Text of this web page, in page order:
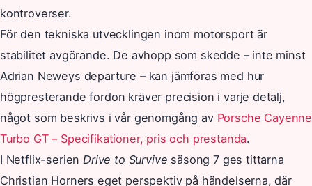
kontroverser.
För den tekniska utvecklingen inom motorsport är
stabilitet avgörande. De avhopp som skedde – inte minst
Adrian Neweys departure – kan jämföras med hur
högpresterande fordon kräver precision i varje detalj,
något som beskrivs i vår genomgång av Porsche Cayenne
Turbo GT – Specifikationer, pris och prestanda.
I Netflix-serienDrive to Survive säsong 7 ges tittarna
Christian Horners eget perspektiv på händelserna, där